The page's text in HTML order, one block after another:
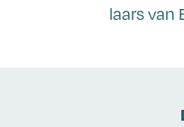
laars van